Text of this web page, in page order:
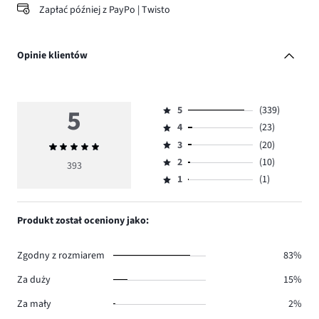
Zapłać później z PayPo | Twisto
Opinie klientów
5
Średnia
ocena
393
Ocena
5,
ilość
głosów
339.
5
(339)
Ocena
4,
ilość
głosów
4
(23)
Ocena
3,
ilość
3
(20)
Ocena
2,
2
(10)
Ocena
1,
1 (1)
Produkt został oceniony jako:
Zgodny z rozmiarem
83%
Za duży
15%
Za mały
2%